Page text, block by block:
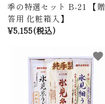
季の特選セット B-21 【贈
答用 化粧箱入】
¥5,155(税込)
favorite